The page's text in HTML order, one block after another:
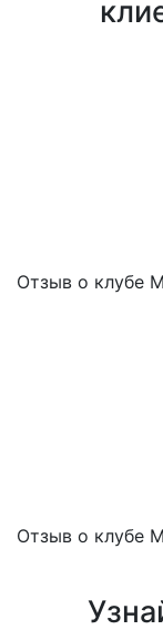
Отзыв о клубе
Отзыв о клубе